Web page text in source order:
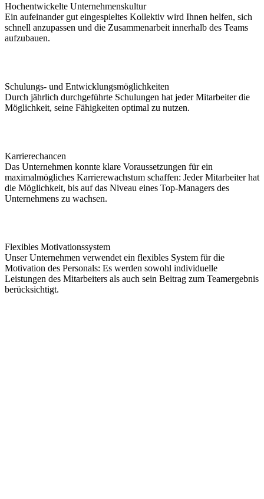
Hochentwickelte Unternehmenskultur
Ein aufeinander gut eingespieltes Kollektiv wird Ihnen helfen, sich
schnell anzupassen und die Zusammenarbeit innerhalb des Teams
aufzubauen.
Schulungs- und Entwicklungsmöglichkeiten
Durch jährlich durchgeführte Schulungen hat jeder Mitarbeiter die
Möglichkeit, seine Fähigkeiten optimal zu nutzen.
Karrierechancen
Das Unternehmen konnte klare Voraussetzungen für ein
maximalmögliches Karrierewachstum schaffen: Jeder Mitarbeiter hat
die Möglichkeit, bis auf das Niveau eines Top-Managers des
Unternehmens zu wachsen.
Flexibles Motivationssystem
Unser Unternehmen verwendet ein flexibles System für die
Motivation des Personals: Es werden sowohl individuelle
Leistungen des Mitarbeiters als auch sein Beitrag zum Teamergebnis
berücksichtigt.